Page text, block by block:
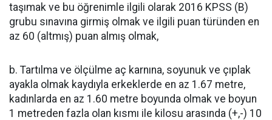
taşımak ve bu öğrenimle ilgili olarak 2016 KPSS (B)
grubu sınavına girmiş olmak ve ilgili puan türünden en
az 60 (altmış) puan almış olmak,
b. Tartılma ve ölçülme aç karnına, soyunuk ve çıplak
ayakla olmak kaydıyla erkeklerde en az 1.67 metre,
kadınlarda en az 1.60 metre boyunda olmak ve boyun
1 metreden fazla olan kısmı ile kilosu arasında (+,-) 10